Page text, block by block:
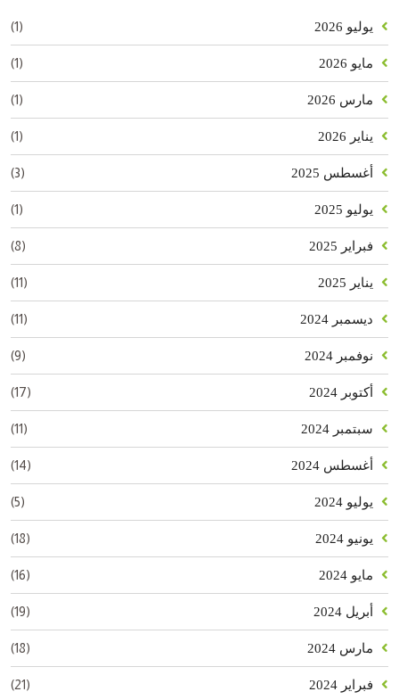
يوليو 2026 (1)
مايو 2026 (1)
مارس 2026 (1)
يناير 2026 (1)
أغسطس 2025 (3)
يوليو 2025 (1)
فبراير 2025 (8)
يناير 2025 (11)
ديسمبر 2024 (11)
نوفمبر 2024 (9)
أكتوبر 2024 (17)
سبتمبر 2024 (11)
أغسطس 2024 (14)
يوليو 2024 (5)
يونيو 2024 (18)
مايو 2024 (16)
أبريل 2024 (19)
مارس 2024 (18)
فبراير 2024 (21)